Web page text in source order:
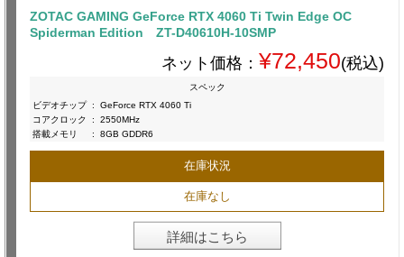
ZOTAC GAMING GeForce RTX 4060 Ti Twin Edge OC
Spiderman Edition ZT-D40610H-10SMP
ネット価格： ¥72,450(税込)
スペック
ビデオチップ :
GeForce RTX 4060 Ti
コアクロック
:
2550MHz
搭載メモリ
: 8GB GDDR6
在庫状況
在庫なし
詳細はこちら